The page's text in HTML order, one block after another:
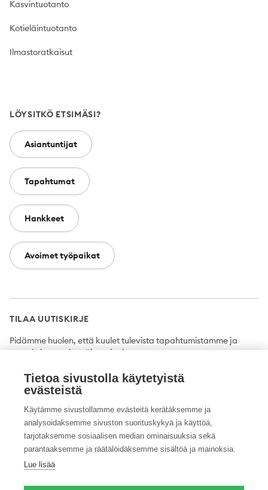
Kasvintuotanto
Kotieläintuotanto
Ilmastoratkaisut
LÖYSITKÖ ETSIMÄSI?
Asiantuntijat
Tapahtumat
Hankkeet
Avoimet työpaikat
TILAA UUTISKIRJE
Pidämme huolen, että kuulet tulevista tapahtumistamme ja
uutuuksista ensimmäisten joukossa.
Tilaa
Twitter FacebookYouTubeInstagramLinkedIn
Tietoa sivustolla käytetyistä
evästeistä
Käytämme sivustollamme evästeitä kerätäksemme ja
analysoidaksemme sivuston suorituskykyä ja käyttöä,
tarjotaksemme sosiaalisen median ominaisuuksia sekä
parantaaksemme ja räätälöidäksemme sisältöä ja mainoksia.
Lue lisää